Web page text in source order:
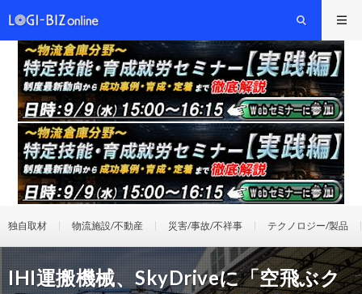
独自取材 物流施設/不動産 災害/事故/不祥事 テクノロジー/製品
IHI運搬機械、SkyDriveに「空飛ぶク